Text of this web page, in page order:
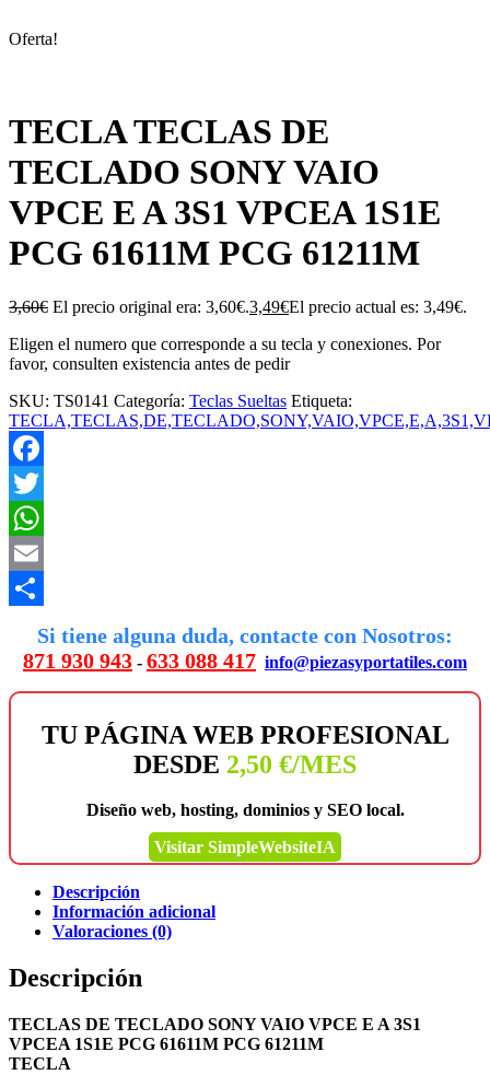
Oferta!
TECLA TECLAS DE
TECLADO SONY VAIO
VPCE E A 3S1 VPCEA 1S1E
PCG 61611M PCG 61211M
3,60€ El precio original era: 3,60€.3,49€El precio actual es: 3,49€.
Eligen el numero que corresponde a su tecla y conexiones. Por
favor, consulten existencia antes de pedir
SKU: TS0141 Categoría: Teclas Sueltas Etiqueta:
Facebook
Twitter
WhatsApp
Email
Si tiene alguna duda, contacte con Nosotros:
871 930 943 - 633 088 417 info@piezasyportatiles.com
TU PÁGINA WEB PROFESIONAL
DESDE 2,50 €/MES
Diseño web, hosting, dominios y SEO local.
Visitar SimpleWebsiteIA
Descripción
Información adicional
Valoraciones (0)
Descripción
TECLAS DE TECLADO SONY VAIO VPCE E A 3S1
VPCEA 1S1E PCG 61611M PCG 61211M
TECLA